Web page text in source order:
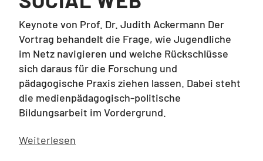
Keynote von Prof. Dr. Judith Ackermann Der
Vortrag behandelt die Frage, wie Jugendliche
im Netz navigieren und welche Rückschlüsse
sich daraus für die Forschung und
pädagogische Praxis ziehen lassen. Dabei steht
die medienpädagogisch-politische
Bildungsarbeit im Vordergrund.
Weiterlesen